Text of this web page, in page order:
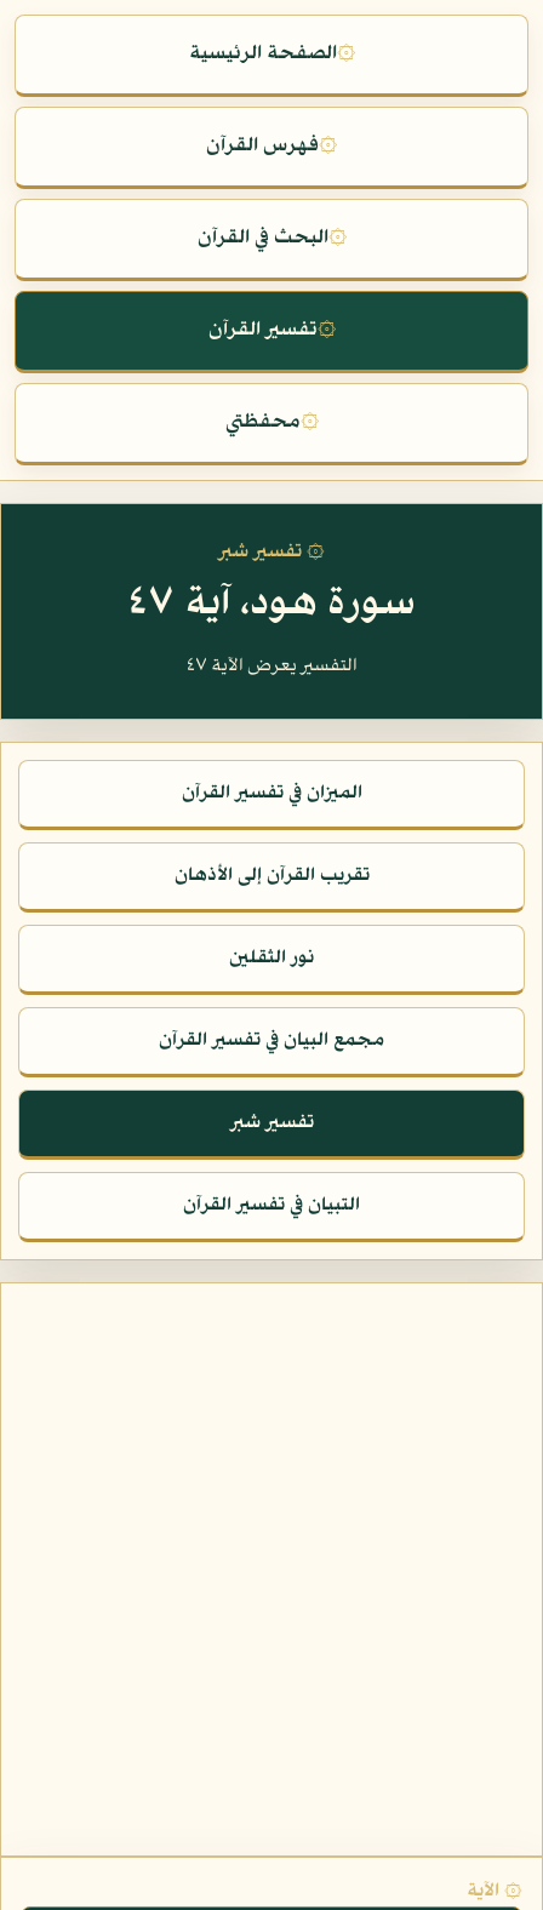
۞الصفحة الرئيسية
۞فهرس القرآن
۞البحث في القرآن
۞تفسير القرآن
۞محفظتي
۞ تفسير شبر
سورة هود، آية ٤٧
التفسير يعرض الآية ٤٧
الميزان في تفسير القرآن
تقريب القرآن إلى الأذهان
نور الثقلين
مجمع البيان في تفسير القرآن
تفسير شبر
التبيان في تفسير القرآن
۞ الآية